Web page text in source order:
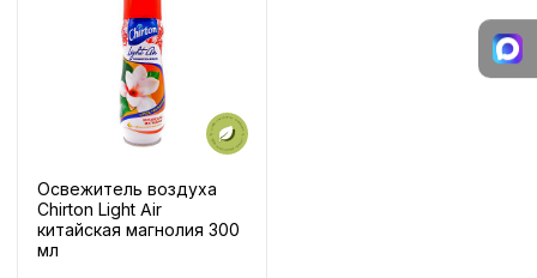
Освежитель воздуха
Chirton Light Air
китайская магнолия 300
мл